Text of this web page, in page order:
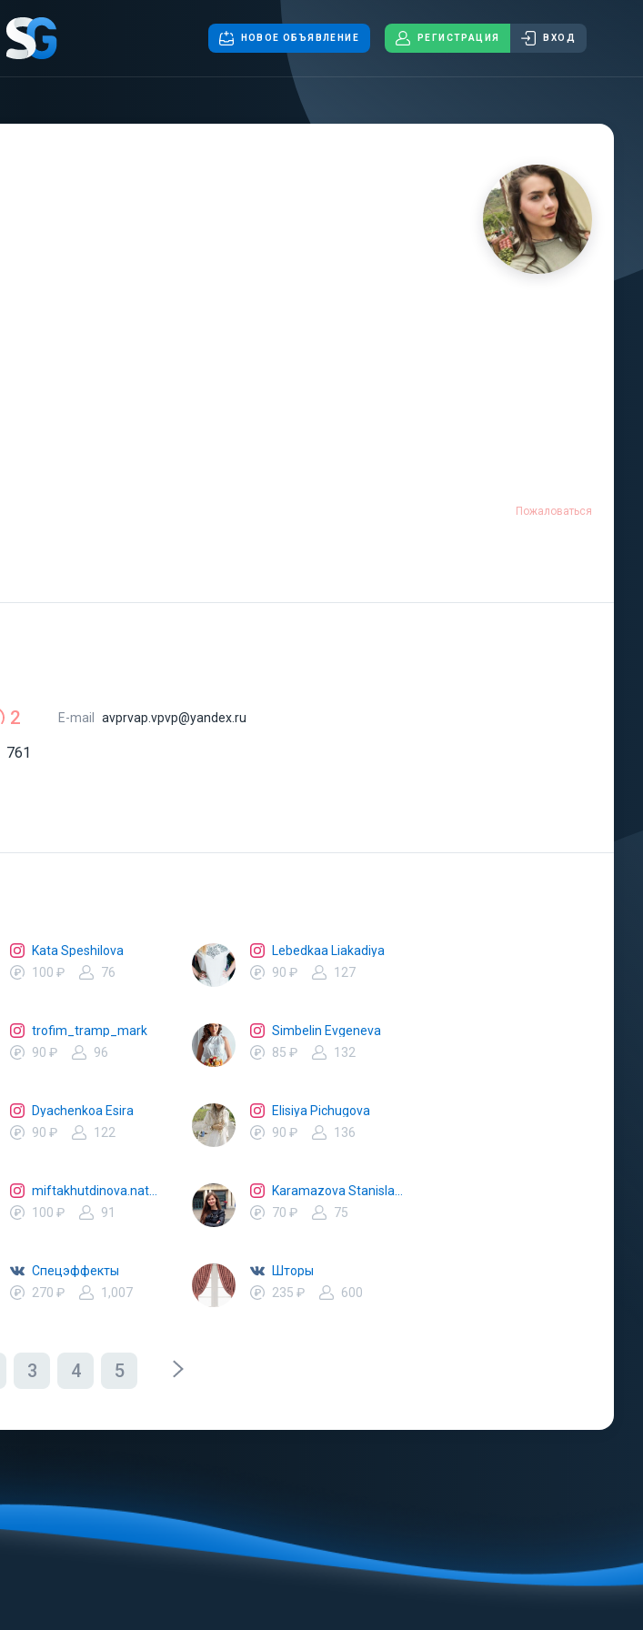
НОВОЕ ОБЪЯВЛЕНИЕ РЕГИСТРАЦИЯ ВХОД
Пожаловаться
2
761
E-mail avprvap.vpvp@yandex.ru
Kata Speshilova
100 ₽
76
Lebedkaa Liakadiya
90 ₽
127
trofim_tramp_mark
90 ₽
96
Simbelin Evgeneva
85 ₽
132
Dyachenkoa Esira
90 ₽
122
Elisiya Pichugova
90 ₽
136
100 ₽
91
70 ₽
75
Спецэффекты
270 ₽
1,007
Шторы
235 ₽
600
3 4 5